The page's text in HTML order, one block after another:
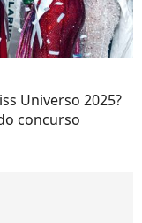
Universo 2025?
concurso